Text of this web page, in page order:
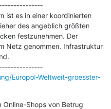
ist es in einer koordinierten
des angeblich größten
festzunehmen. Der
Netz genommen. Infrastruktur
---------------------------------------------
Europol-Weltweit-groesster-
Online-Shops von Betrug